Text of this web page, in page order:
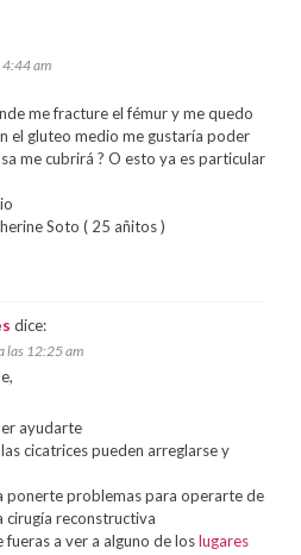
am
me fracture el fémur y me quedo
el gluteo medio me gustaría poder
me cubrirá ? O esto ya es particular
Soto ( 25 añitos )
dice:
las 12:25 am
ayudarte
cicatrices pueden arreglarse y
ponerte problemas para operarte de
cirugía reconstructiva
fueras a ver a alguno de loslugares